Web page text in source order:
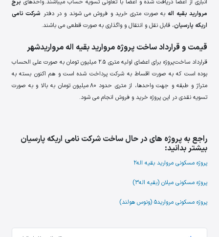
انباری از اعضا دریافت شده و اعضا با تعاونی تسویه حساب میباشند. واحدهای برج
مروارید بقیه اله به صورت متری خرید و فروش می شوند و در دفتر شرکت نامی
اریکه پارسیان، قابل نقل و انتقال و واگذاری به صورت قطعی می باشند.
قیمت و قرارداد ساخت پروژه مروارید بقیه اله مرواریدشهر
قرارداد ساخت پروژه برای اعضای اولیه متری 2.5 میلیون تومان به صورت علی الحساب
بوده است که به صورت اقساط به شرکت پرداخت شده است و هم اکنون بسته به
متراژ و طبقه و جهت واحدها، از متری حدود 80 میلیون تومان به بالا و به صورت
تسویه نقدی در این پروژه خرید و فروش انجام می شود.
راجع به پروژه های در حال ساخت شرکت نامی اریکه پارسیان
بیشتر بدانید:
پروژه مسکونی مروارید بقیه اله2
پروژه مسکونی میلان (بقیه اله3)
پروژه مسکونی مروارید5 (ونوس هولند)